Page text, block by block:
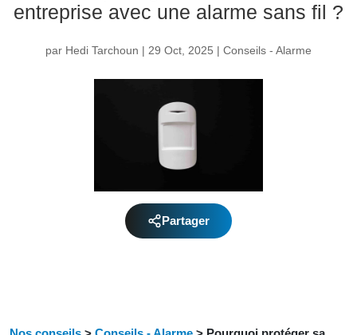
entreprise avec une alarme sans fil ?
par Hedi Tarchoun | 29 Oct, 2025 | Conseils - Alarme
Partager